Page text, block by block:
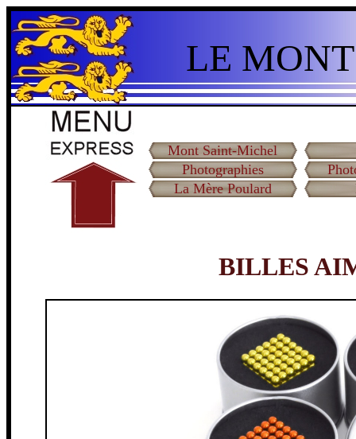
LE
Mont Saint-Michel
Photographies
La Mère Poulard
BILLES